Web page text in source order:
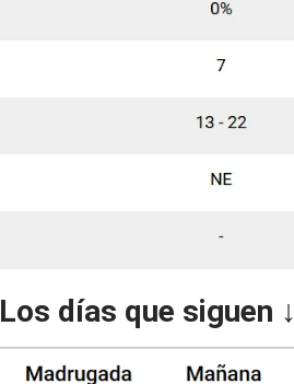
Los días que siguen ↓